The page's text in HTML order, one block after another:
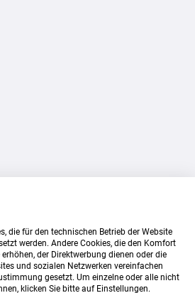
die für den technischen Betrieb der Website
werden. Andere Cookies, die den Komfort
der Direktwerbung dienen oder die
und sozialen Netzwerken vereinfachen
gesetzt. Um einzelne oder alle nicht
klicken Sie bitte auf Einstellungen.